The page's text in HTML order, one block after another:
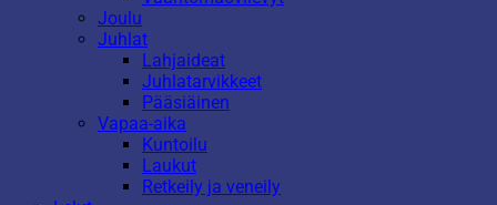
Joulu
Juhlat
Lahjaideat
Juhlatarvikkeet
Pääsiäinen
Vapaa-aika
Kuntoilu
Laukut
Retkeily ja veneily